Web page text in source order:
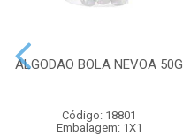
ALGODAO BOLA NEVOA 50G
Código: 18801
Embalagem: 1X1